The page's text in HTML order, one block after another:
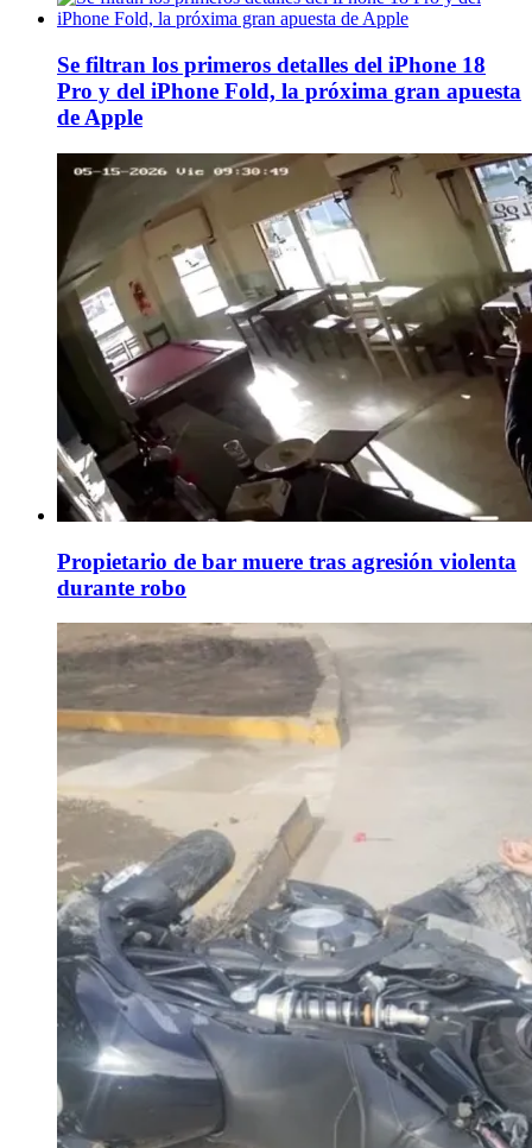
Se filtran los primeros detalles del iPhone 18
Pro y del iPhone Fold, la próxima gran apuesta
de Apple
Propietario de bar muere tras agresión violenta
durante robo